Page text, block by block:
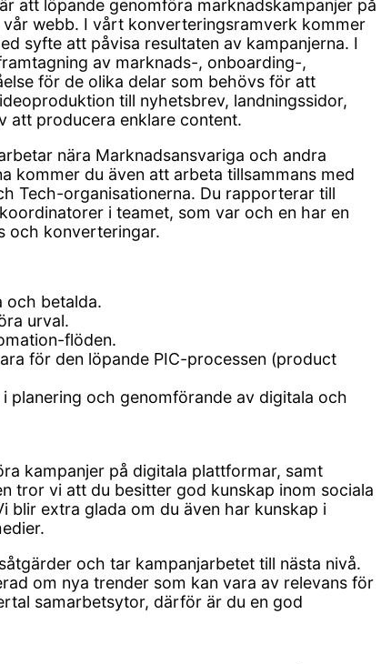
att löpande genomföra marknadskampanjer på
webb. I vårt konverteringsramverk kommer
syfte att påvisa resultaten av kampanjerna. I
av marknads-, onboarding-,
för de olika delar som behövs för att
till nyhetsbrev, landningssidor,
att producera enklare content.
nära Marknadsansvariga och andra
kommer du även att arbeta tillsammans med
Tech-organisationerna. Du rapporterar till
i teamet, som var och en har en
och konverteringar.
och betalda.
urval.
flöden.
för den löpande PIC-processen (product
planering och genomförande av digitala och
kampanjer på digitala plattformar, samt
tror vi att du besitter god kunskap inom sociala
blir extra glada om du även har kunskap i
och tar kampanjarbetet till nästa nivå.
om nya trender som kan vara av relevans för
samarbetsytor, därför är du en god